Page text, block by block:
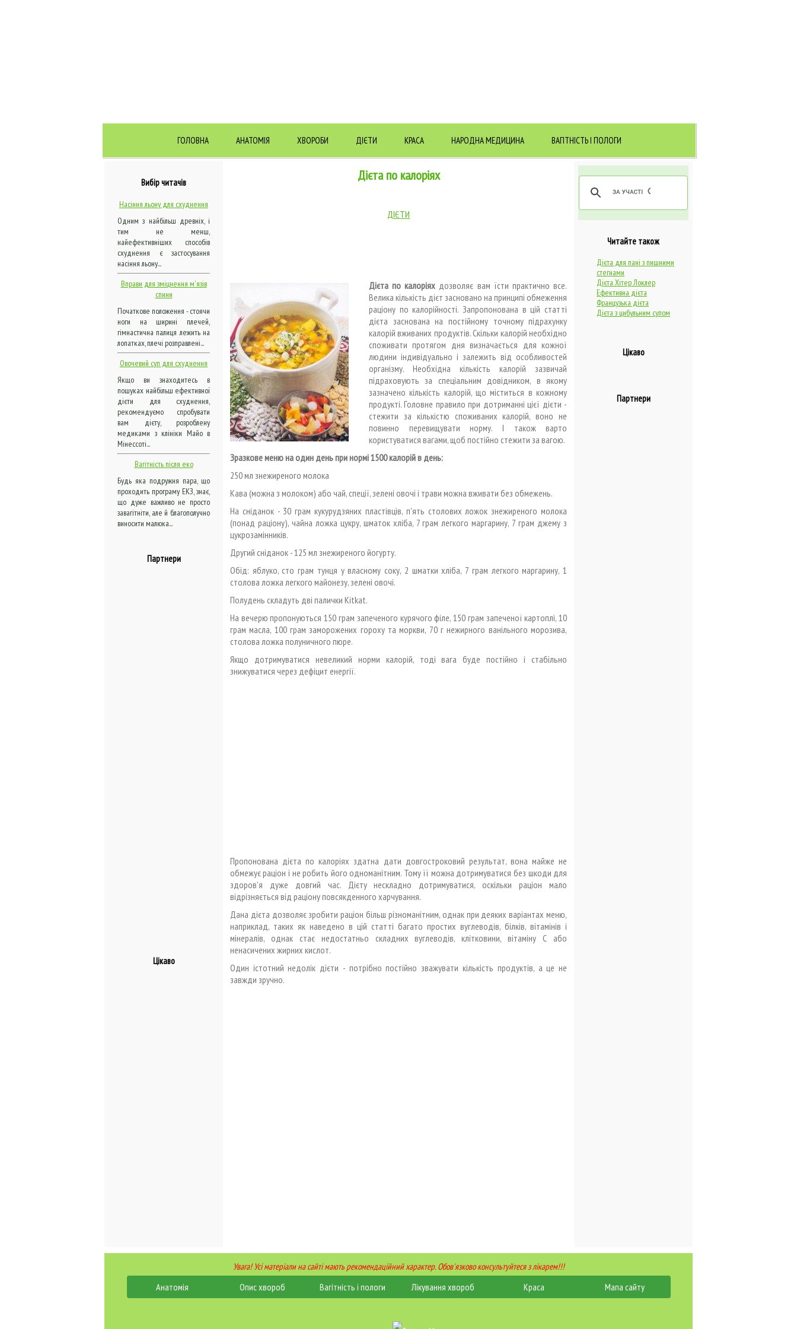
ГОЛОВНА АНАТОМІЯ ХВОРОБИ ДІЄТИ КРАСА НАРОДНА МЕДИЦИНА ВАГІТНІСТЬ І ПОЛОГИ
Вибір читачів
Насіння льону для схуднення
Одним з найбільш древніх, і
тим не менш,
найефективніших способів
схуднення є застосування
насіння льону...
Вправи для зміцнення м'язів
спини
Початкове положення - стоячи
ноги на ширині плечей,
гімнастична палиця лежить на
лопатках, плечі розправлені...
Овочевий суп для схуднення
Якщо ви знаходитесь в
пошуках найбільш ефективної
дієти для схуднення,
рекомендуємо спробувати
вам дієту, розроблену
медиками з клініки Майо в
Мінессоті...
Вагітність після еко
Будь яка подружня пара, що
проходить програму ЕКЗ, знає,
що дуже важливо не просто
завагітніти, але й благополучно
виносити малюка...
Партнери
Цікаво
Дієта по калоріях
ДІЄТИ
Дієта по калоріях дозволяє вам їсти практично все.
Велика кількість дієт засновано на принципі обмеження
раціону по калорійності. Запропонована в цій статті
дієта заснована на постійному точному підрахунку
калорій вживаних продуктів. Скільки калорій необхідно
споживати протягом дня визначається для кожної
людини індивідуально і залежить від особливостей
організму. Необхідна кількість калорій зазвичай
підраховують за спеціальним довідником, в якому
зазначено кількість калорій, що міститься в кожному
продукті. Головне правило при дотриманні цієї дієти -
стежити за кількістю споживаних калорій, воно не
повинно перевищувати норму. І також варто
користуватися вагами, щоб постійно стежити за вагою.
Зразкове меню на один день при нормі 1500 калорій в день:
250 мл знежиреного молока
Кава (можна з молоком) або чай, спеції, зелені овочі і трави можна вживати без обмежень.
На сніданок - 30 грам кукурудзяних пластівців, п'ять столових ложок знежиреного молока
(понад раціону), чайна ложка цукру, шматок хліба, 7 грам легкого маргарину, 7 грам джему з
цукрозамінників.
Другий сніданок - 125 мл знежиреного йогурту.
Обід: яблуко, сто грам тунця у власному соку, 2 шматки хліба, 7 грам легкого маргарину, 1
столова ложка легкого майонезу, зелені овочі.
Полудень складуть дві палички Kitkat.
На вечерю пропонуються 150 грам запеченого курячого філе, 150 грам запеченої картоплі, 10
грам масла, 100 грам заморожених гороху та моркви, 70 г нежирного ванільного морозива,
столова ложка полуничного пюре.
Якщо дотримуватися невеликий норми калорій, тоді вага буде постійно і стабільно
знижуватися через дефіцит енергії.
Пропонована дієта по калоріях здатна дати довгостроковий результат, вона майже не
обмежує раціон і не робить його одноманітним. Тому її можна дотримуватися без шкоди для
здоров'я дуже довгий час. Дієту нескладно дотримуватися, оскільки раціон мало
відрізняється від раціону повсякденного харчування.
Дана дієта дозволяє зробити раціон більш різноманітним, однак при деяких варіантах меню,
наприклад, таких як наведено в цій статті багато простих вуглеводів, білків, вітамінів і
мінералів, однак стає недостатньо складних вуглеводів, клітковини, вітаміну С або
ненасичених жирних кислот.
Один істотний недолік дієти - потрібно постійно зважувати кількість продуктів, а це не
завжди зручно.
Читайте також
Дієта для пані з пишними
стегнами
Дієта Хітер Локлер
Ефективна дієта
Французька дієта
Дієта з цибульним супом
Цікаво
Партнери
Увага! Усі матеріали на сайті мають рекомендаційний характер. Обов'язково консультуйтеся з лікарем!!!
Анатомія Опис хвороб Вагітність і пологи Лікування хвороб Краса Мапа сайту